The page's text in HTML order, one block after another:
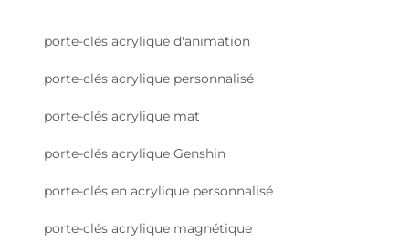
porte-clés acrylique d'animation
porte-clés acrylique personnalisé
porte-clés acrylique mat
porte-clés acrylique Genshin
porte-clés en acrylique personnalisé
porte-clés acrylique magnétique